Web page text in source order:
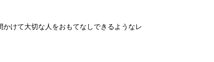
かけて大切な人をおもてなしできるようなレ